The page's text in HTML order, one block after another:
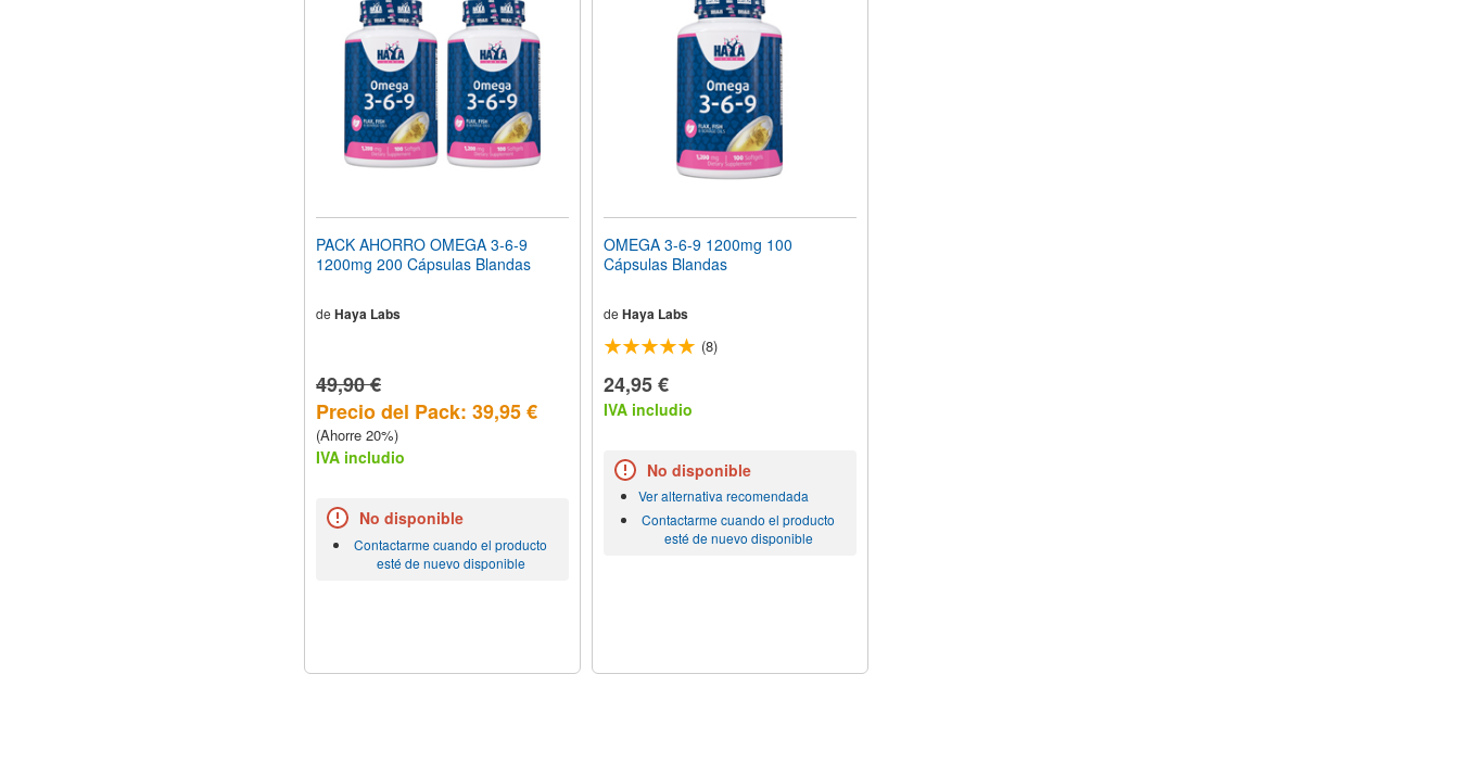
PACK AHORRO OMEGA 3-6-9
1200mg 200 Cápsulas Blandas
de Haya Labs
49,90 €
Precio del Pack: 39,95 €
(Ahorre 20%)
IVA includio
No disponible
Contactarme cuando el producto
esté de nuevo disponible
OMEGA 3-6-9 1200mg 100
Cápsulas Blandas
de Haya Labs
(8)
24,95 €
IVA includio
No disponible
Ver alternativa recomendada
Contactarme cuando el producto
esté de nuevo disponible